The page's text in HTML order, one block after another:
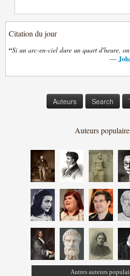
Citation du jour
“Si un arc-en-ciel dure un quart d'heure,
—
Auteurs Search
Auteurs
Autres auteurs